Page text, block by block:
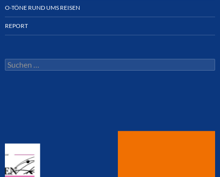
O-TÖNE RUND UMS REISEN
REPORT
Suchen
nach: